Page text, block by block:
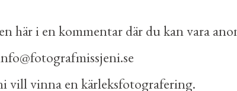
här i en kommentar där du kan vara
vill vinna en kärleksfotografering.